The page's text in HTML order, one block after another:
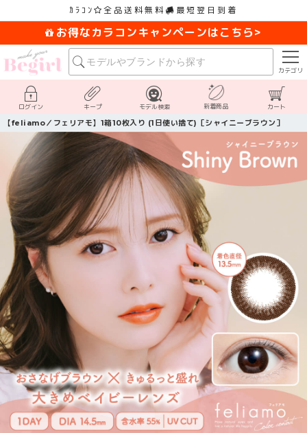
ｶﾗｺﾝ 全品送料無料 最短翌日到着
お得なカラコンキャンペーンはこちら>
カテゴリ
ログイン キープ モデル検索 新着商品 カート
【feliamo／フェリアモ】1箱10枚入り (1日使い捨て)［シャイニーブラウン］